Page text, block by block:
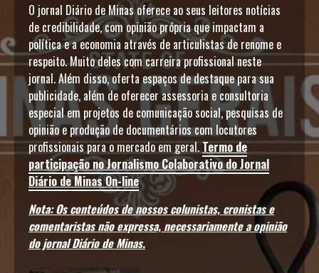
O jornal Diário de Minas oferece ao seus leitores notícias
de credibilidade, com opinião própria que impactam a
política e a economia através de articulistas de renome e
respeito. Muito deles com carreira profissional neste
jornal. Além disso, oferta espaços de destaque para sua
publicidade, além de oferecer assessoria e consultoria
especial em projetos de comunicação social, pesquisas de
opinião e produção de documentários com locutores
profissionais para o mercado em geral.Termo de
participação no Jornalismo Colaborativo do Jornal
Diário de Minas On-line
Nota: Os conteúdos de nossos colunistas, cronistas e
comentaristas não expressa, necessariamente a opinião
do jornal Diário de Minas.